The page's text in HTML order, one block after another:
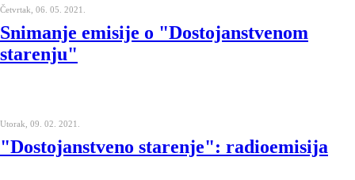
Četvrtak, 06. 05. 2021.
Snimanje emisije o "Dostojanstvenom
starenju"
Utorak, 09. 02. 2021.
"Dostojanstveno starenje": radioemisija